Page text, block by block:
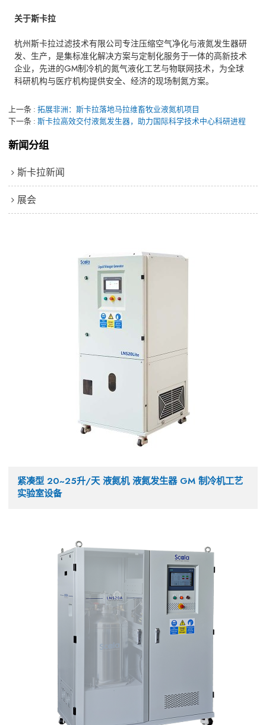
关于斯卡拉
杭州斯卡拉过滤技术有限公司专注压缩空气净化与液氮发生器研
发、生产，是集标准化解决方案与定制化服务于一体的高新技术
企业，先进的GM制冷机的氮气液化工艺与物联网技术，为全球
科研机构与医疗机构提供安全、经济的现场制氮方案。
上一条 拓展非洲：斯卡拉落地马拉维畜牧业液氮机项目
下一条 斯卡拉高效交付液氮发生器，助力国际科学技术中心科研进程
新闻分组
斯卡拉新闻
展会
紧凑型 20~25升/天 液氮机 液氮发生器 GM 制冷机工艺
实验室设备